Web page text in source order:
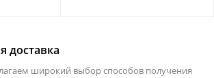
доставка
широкий выбор способов получения